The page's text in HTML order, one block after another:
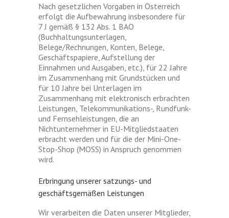
Nach gesetzlichen Vorgaben in Österreich
erfolgt die Aufbewahrung insbesondere für
7 J gemäß § 132 Abs. 1 BAO
(Buchhaltungsunterlagen,
Belege/Rechnungen, Konten, Belege,
Geschäftspapiere, Aufstellung der
Einnahmen und Ausgaben, etc.), für 22 Jahre
im Zusammenhang mit Grundstücken und
für 10 Jahre bei Unterlagen im
Zusammenhang mit elektronisch erbrachten
Leistungen, Telekommunikations-, Rundfunk-
und Fernsehleistungen, die an
Nichtunternehmer in EU-Mitgliedstaaten
erbracht werden und für die der Mini-One-
Stop-Shop (MOSS) in Anspruch genommen
wird.
Erbringung unserer satzungs- und
geschäftsgemäßen Leistungen
Wir verarbeiten die Daten unserer Mitglieder,